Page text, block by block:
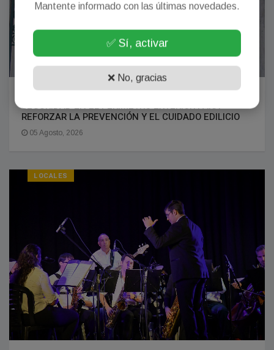
SEGURIDAD EN EL PERÍMETRO EXTERIOR PARA
REFORZAR LA PREVENCIÓN Y EL CUIDADO EDILICIO
05 Agosto, 2026
LOCALES
Mantente informado con las últimas novedades.
✅ Sí, activar
❌ No, gracias